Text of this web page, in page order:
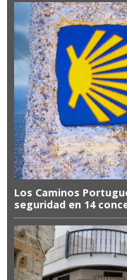
Los Caminos
seguridad en 14